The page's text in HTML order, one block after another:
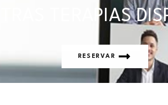
TERAPIAS
RESERVAR